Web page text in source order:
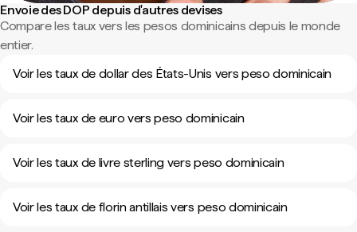
Envoie des DOP depuis d'autres devises
Compare les taux vers les pesos dominicains depuis le monde
entier.
Voir les taux de dollar des États-Unis vers peso dominicain
Voir les taux de euro vers peso dominicain
Voir les taux de livre sterling vers peso dominicain
Voir les taux de florin antillais vers peso dominicain